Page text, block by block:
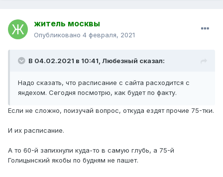
житель москвы
Опубликовано 4 февраля, 2021
В 04.02.2021 в 10:41, Любезный сказал:
Надо сказать, что расписание с сайта расходится с
яндехом. Сегодня посмотрю, как будет по факту.
Если не сложно, поизучай вопрос, откуда ездят прочие 75-тки.
И их расписание.
А то 60-й запихнули куда-то в самую глубь, а 75-й
Голицынский якобы по будням не пашет.